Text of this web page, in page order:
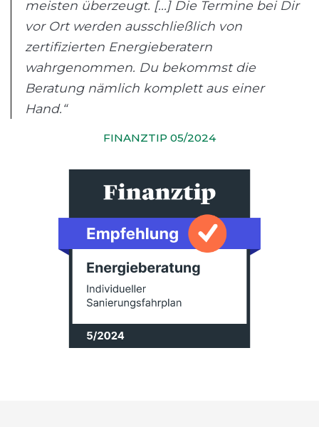
meisten überzeugt. [...] Die Termine bei Dir
vor Ort werden ausschließlich von
zertifizierten Energieberatern
wahrgenommen. Du bekommst die
Beratung nämlich komplett aus einer
Hand.“
FINANZTIP 05/2024